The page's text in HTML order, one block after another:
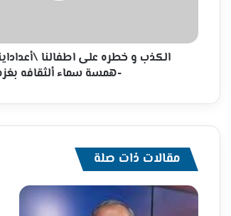
سماء
ألثقافهالكذب و خطره على اطفالنا
-همسة سماء ألثقافه
مقالات ذات صلة